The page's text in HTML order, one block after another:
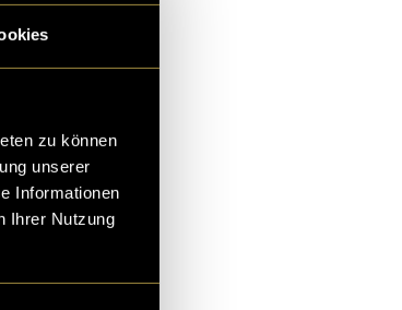
zu können
unserer
Informationen
Ihrer Nutzung